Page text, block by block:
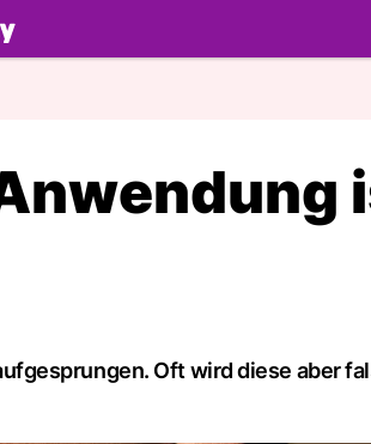
Oft wird diese aber